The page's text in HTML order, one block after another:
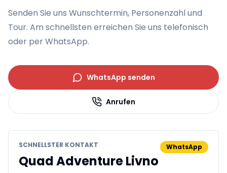
Senden Sie uns Wunschtermin, Personenzahl und
Tour. Am schnellsten erreichen Sie uns telefonisch
oder per WhatsApp.
WhatsApp senden
Anrufen
SCHNELLSTER KONTAKT
Quad Adventure Livno
WhatsApp